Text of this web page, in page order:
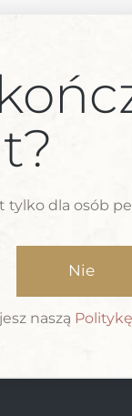
Na adres e-
Twoje dane
witryny,
celów
tylko dla osób
Nie
naszą